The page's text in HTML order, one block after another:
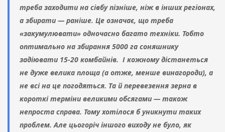
треба заходити на сівбу пізніше, ніж в інших регіонах,
а збирати — раніше. Це означає, що треба
«закумулювати» одночасно багато техніки. Тобто
оптимально на збирання 5000 га соняшнику
задіювати 15-20 комбайнів. І кожному дістанеться
не дуже велика площа (а отже, менше винагороди), а
не всі на це погодяться. Та й перевезення зерна в
короткі терміни великими обсягами — також
непроста справа. Тому хотілося б уникнути таких
проблем. Але цьогоріч іншого виходу не було, як